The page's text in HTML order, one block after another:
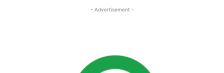
- Advertisement -